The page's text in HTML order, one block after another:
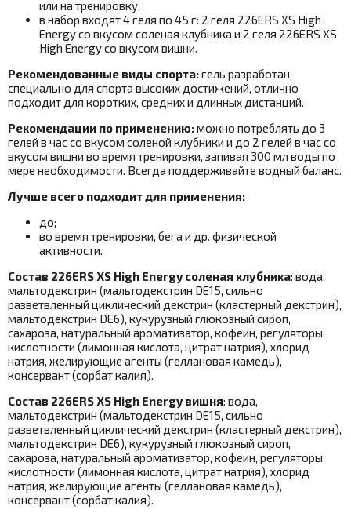
или на тренировку;
в набор входят 4 геля по 45 г: 2 геля 226ERS XS High
Energy со вкусом соленая клубника и 2 геля 226ERS XS
High Energy со вкусом вишни.
Рекомендованные виды спорта:гель разработан
специально для спорта высоких достижений, отлично
подходит для коротких, средних и длинных дистанций.
Рекомендации по применению:можно потреблять до 3
гелей в час со вкусом соленой клубники и до 2 гелей в час со
вкусом вишни во время тренировки, запивая 300 мл воды по
мере необходимости. Всегда поддерживайте водный баланс.
Лучше всего подходит для применения:
до;
во время тренировки, бега и др. физической
активности.
Состав 226ERS XS High Energy соленая клубника: вода,
мальтодекстрин (мальтодекстрин DE15, сильно
разветвленный циклический декстрин (кластерный декстрин),
мальтодекстрин DE6), кукурузный глюкозный сироп,
сахароза, натуральный ароматизатор, кофеин, регуляторы
кислотности (лимонная кислота, цитрат натрия), хлорид
натрия, желирующие агенты (геллановая камедь),
консервант (сорбат калия).
Состав 226ERS XS High Energy вишня: вода,
мальтодекстрин (мальтодекстрин DE15, сильно
разветвленный циклический декстрин (кластерный декстрин),
мальтодекстрин DE6), кукурузный глюкозный сироп,
сахароза, натуральный ароматизатор, кофеин, регуляторы
кислотности (лимонная кислота, цитрат натрия), хлорид
натрия, желирующие агенты (геллановая камедь),
консервант (сорбат калия).